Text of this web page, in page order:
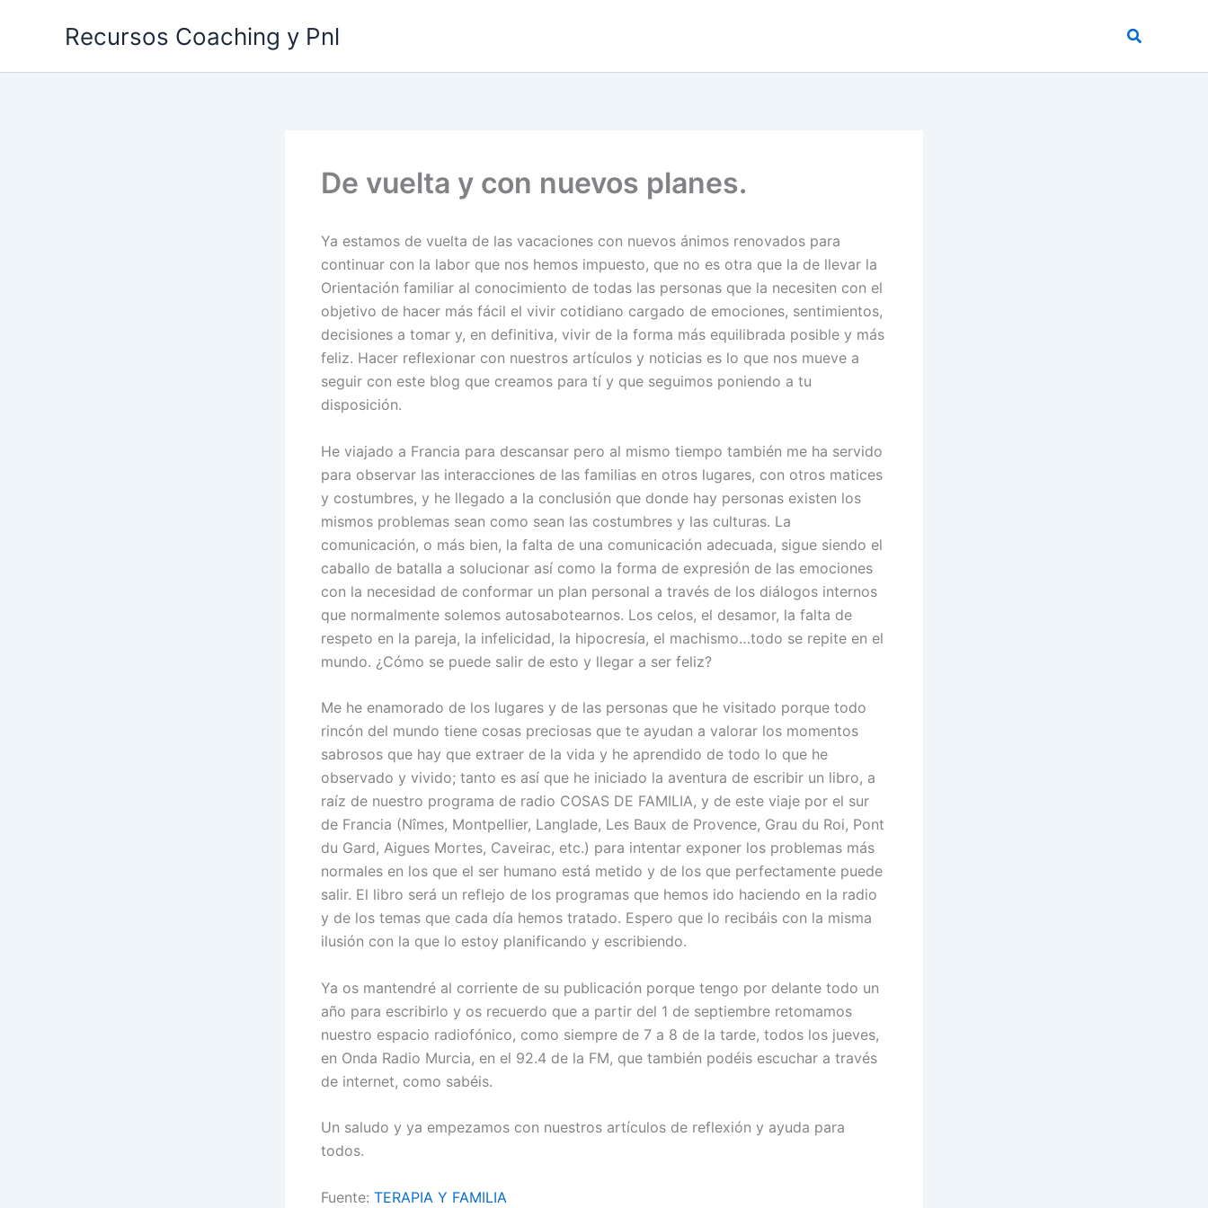
Recursos Coaching y Pnl Buscar
De vuelta y con nuevos planes.
Ya estamos de vuelta de las vacaciones con nuevos ánimos renovados para
continuar con la labor que nos hemos impuesto, que no es otra que la de llevar la
Orientación familiar al conocimiento de todas las personas que la necesiten con el
objetivo de hacer más fácil el vivir cotidiano cargado de emociones, sentimientos,
decisiones a tomar y, en definitiva, vivir de la forma más equilibrada posible y más
feliz. Hacer reflexionar con nuestros artículos y noticias es lo que nos mueve a
seguir con este blog que creamos para tí y que seguimos poniendo a tu
disposición.
He viajado a Francia para descansar pero al mismo tiempo también me ha servido
para observar las interacciones de las familias en otros lugares, con otros matices
y costumbres, y he llegado a la conclusión que donde hay personas existen los
mismos problemas sean como sean las costumbres y las culturas. La
comunicación, o más bien, la falta de una comunicación adecuada, sigue siendo el
caballo de batalla a solucionar así como la forma de expresión de las emociones
con la necesidad de conformar un plan personal a través de los diálogos internos
que normalmente solemos autosabotearnos. Los celos, el desamor, la falta de
respeto en la pareja, la infelicidad, la hipocresía, el machismo…todo se repite en el
mundo. ¿Cómo se puede salir de esto y llegar a ser feliz?
Me he enamorado de los lugares y de las personas que he visitado porque todo
rincón del mundo tiene cosas preciosas que te ayudan a valorar los momentos
sabrosos que hay que extraer de la vida y he aprendido de todo lo que he
observado y vivido; tanto es así que he iniciado la aventura de escribir un libro, a
raíz de nuestro programa de radio COSAS DE FAMILIA, y de este viaje por el sur
de Francia (Nîmes, Montpellier, Langlade, Les Baux de Provence, Grau du Roi, Pont
du Gard, Aigues Mortes, Caveirac, etc.) para intentar exponer los problemas más
normales en los que el ser humano está metido y de los que perfectamente puede
salir. El libro será un reflejo de los programas que hemos ido haciendo en la radio
y de los temas que cada día hemos tratado. Espero que lo recibáis con la misma
ilusión con la que lo estoy planificando y escribiendo.
Ya os mantendré al corriente de su publicación porque tengo por delante todo un
año para escribirlo y os recuerdo que a partir del 1 de septiembre retomamos
nuestro espacio radiofónico, como siempre de 7 a 8 de la tarde, todos los jueves,
en Onda Radio Murcia, en el 92.4 de la FM, que también podéis escuchar a través
de internet, como sabéis.
Un saludo y ya empezamos con nuestros artículos de reflexión y ayuda para
todos.
Fuente: TERAPIA Y FAMILIA